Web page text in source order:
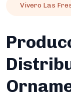
Vivero Las